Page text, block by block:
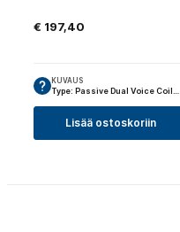
€ 197,40
KUVAUS
Type: Passive Dual Voice Coil…
Lisää ostoskoriin